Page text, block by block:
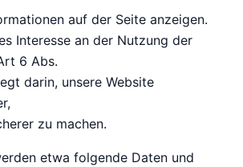
auf der Seite anzeigen.
Interesse an der Nutzung der
6 Abs.
darin, unsere Website
zu machen.
etwa folgende Daten und